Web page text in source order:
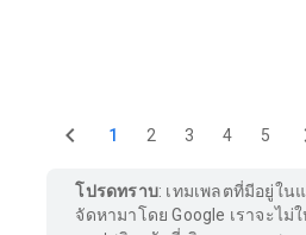
1 2 3 4 5
โปรดทราบ: เทมเพลตที่มีอยู่ใน
จัดหามาโดย Google เราจะ